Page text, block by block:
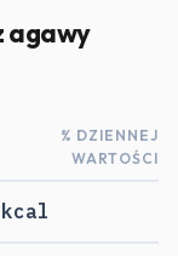
agawy
% DZIENNEJ
WARTOŚCI